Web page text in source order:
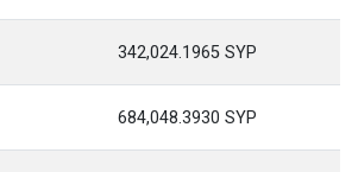
342,024.1965 SYP
684,048.3930 SYP